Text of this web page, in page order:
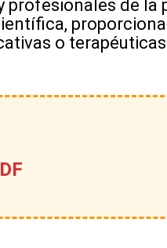
profesionales de
o